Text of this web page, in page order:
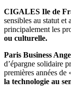
CIGALES Ile de
sensibles au statut
principalement les
ou culturelle.
Paris Business
d’épargne solidaire
premières années de
la technologie au